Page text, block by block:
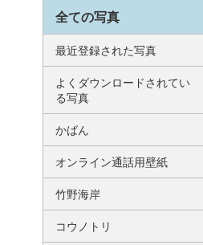
全ての写真
最近登録された写真
よくダウンロードされてい
る写真
かばん
オンライン通話用壁紙
竹野海岸
コウノトリ